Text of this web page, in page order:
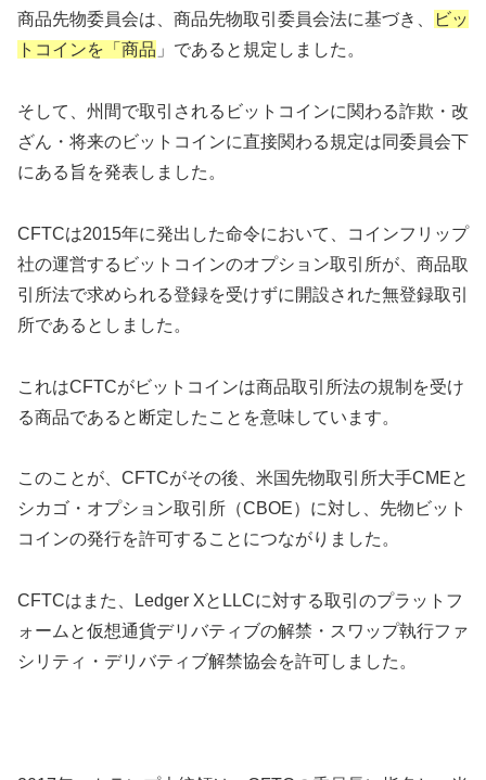
商品先物委員会は、商品先物取引委員会法に基づき、
ビッ
トコインを「 商品 」であると規定しました。
そして、州間で取引されるビットコインに関わる詐欺・改
ざん・将来のビットコインに直接関わる規定は同委員会下
にある旨を発表しました。
CFTCは2015年に発出した命令において、コインフリップ
社の運営するビットコインのオプション取引所が、商品取
引所法で求められる登録を受けずに開設された無登録取引
所であるとしました。
これはCFTCがビットコインは商品取引所法の規制を受け
る商品であると断定したことを意味しています。
このことが、CFTCがその後、米国先物取引所大手CMEと
シカゴ・オプション取引所（CBOE）に対し、先物ビット
コインの発行を許可することにつながりました。
CFTCはまた、Ledger XとLLCに対する取引のプラットフ
ォームと仮想通貨デリバティブの解禁・スワップ執行ファ
シリティ・デリバティブ解禁協会を許可しました。